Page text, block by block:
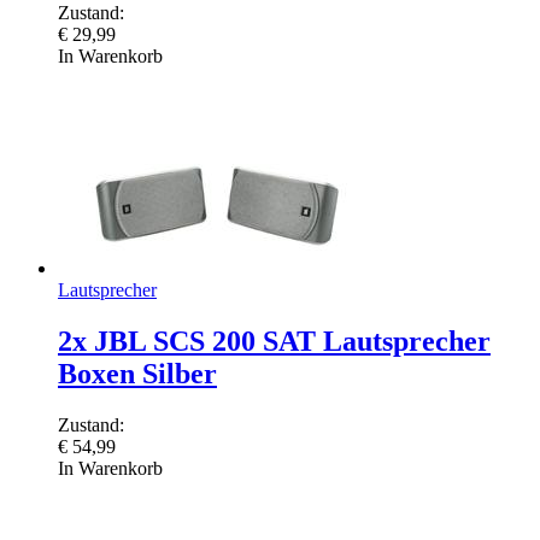
Zustand:
€ 29,99
In Warenkorb
Lautsprecher
2x JBL SCS 200 SAT Lautsprecher
Boxen Silber
Zustand:
€ 54,99
In Warenkorb